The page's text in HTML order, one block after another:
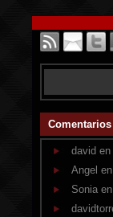
david en
Angel en
Sonia en